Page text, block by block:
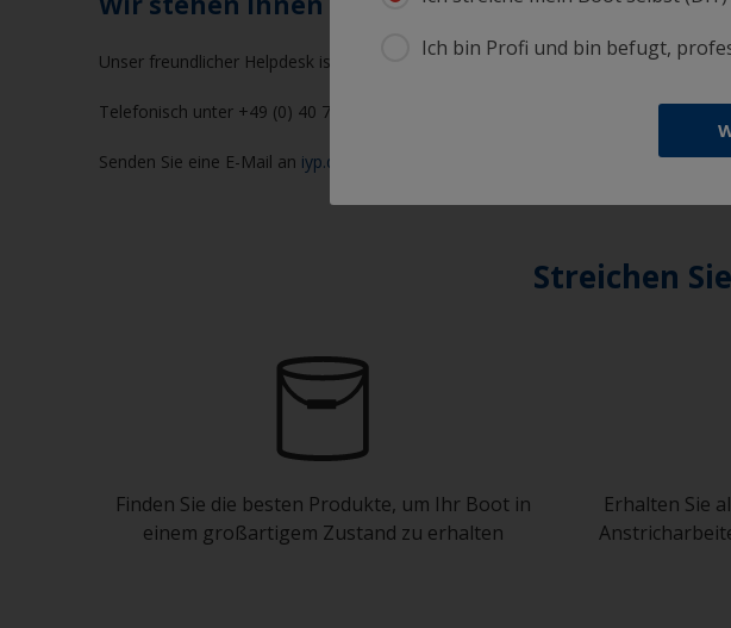
Unser freundlicher Helpdesk ist von Mo.-Do. von 10:00 Uhr - 15:30 Uhr und am
Telefonisch unter +49 (0) 40 72 00 3 223
Senden Sie eine E-Mail an iyp.deutschland@akzonobel.com
Ich bin Profi und bin befugt,
Streichen
Finden Sie die besten Produkte, um Ihr Boot in
einem großartigem Zustand zu erhalten
Erhalten Sie